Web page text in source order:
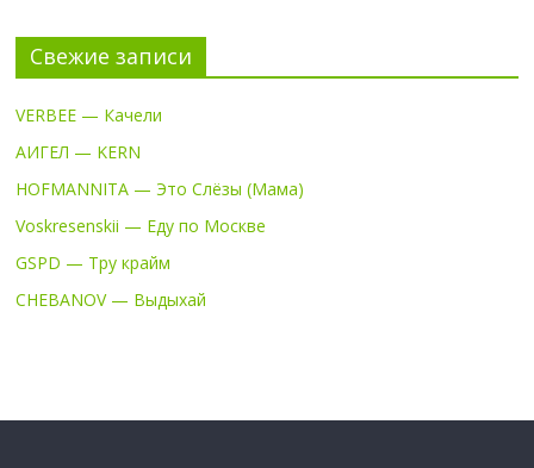
Свежие записи
VERBEE — Качели
АИГЕЛ — KERN
HOFMANNITA — Это Слёзы (Мама)
Voskresenskii — Еду по Москве
GSPD — Тру крайм
CHEBANOV — Выдыхай